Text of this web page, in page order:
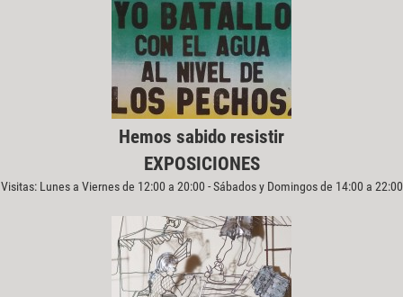
Hemos sabido resistir
EXPOSICIONES
Visitas: Lunes a Viernes de 12:00 a 20:00 - Sábados y Domingos de 14:00 a 22:00